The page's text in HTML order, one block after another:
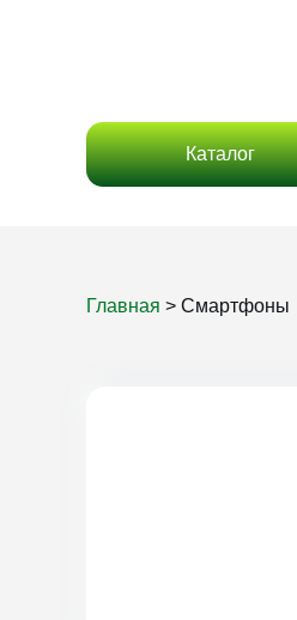
Каталог
Главная > Смартфоны